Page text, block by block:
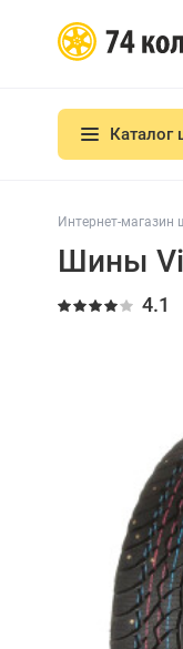
Каталог
Интернет-магазин
Шины
4.1